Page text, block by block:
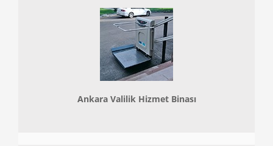
Ankara Valilik Hizmet Binası